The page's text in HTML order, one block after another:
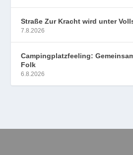
Straße Zur Kracht wird unter
7.8.2026
Campingplatzfeeling:
Folk
6.8.2026